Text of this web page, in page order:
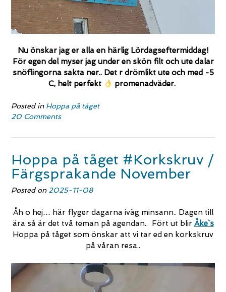
Nu önskar jag er alla en härlig Lördagseftermiddag!
För egen del myser jag under en skön filt och ute dalar
snöflingorna sakta ner.. Det r drömlikt ute och med -5
C, helt perfekt
promenadväder.
Posted in Hoppa på tåget
20 Comments
Hoppa på tåget #Korkskruv /
Färgsprakande November
Posted on 2025-11-08
Åh o hej… här flyger dagarna iväg minsann.. Dagen till
ära så är det två teman på agendan.. Fört ut blir Åke`s
Hoppa på tåget som önskar att vi tar ed en korkskruv
på våran resa..